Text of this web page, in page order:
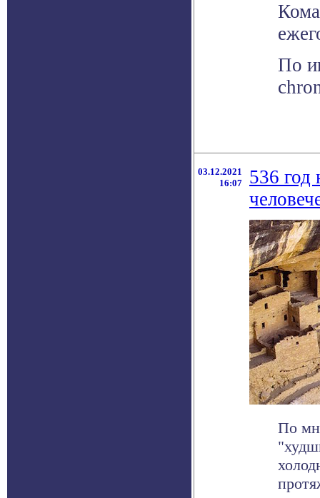
По
03.12.2021
16:07
536 год
По